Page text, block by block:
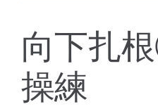
向下扎
操練